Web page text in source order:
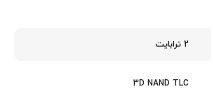
2 ترابایت
3D NAND TLC